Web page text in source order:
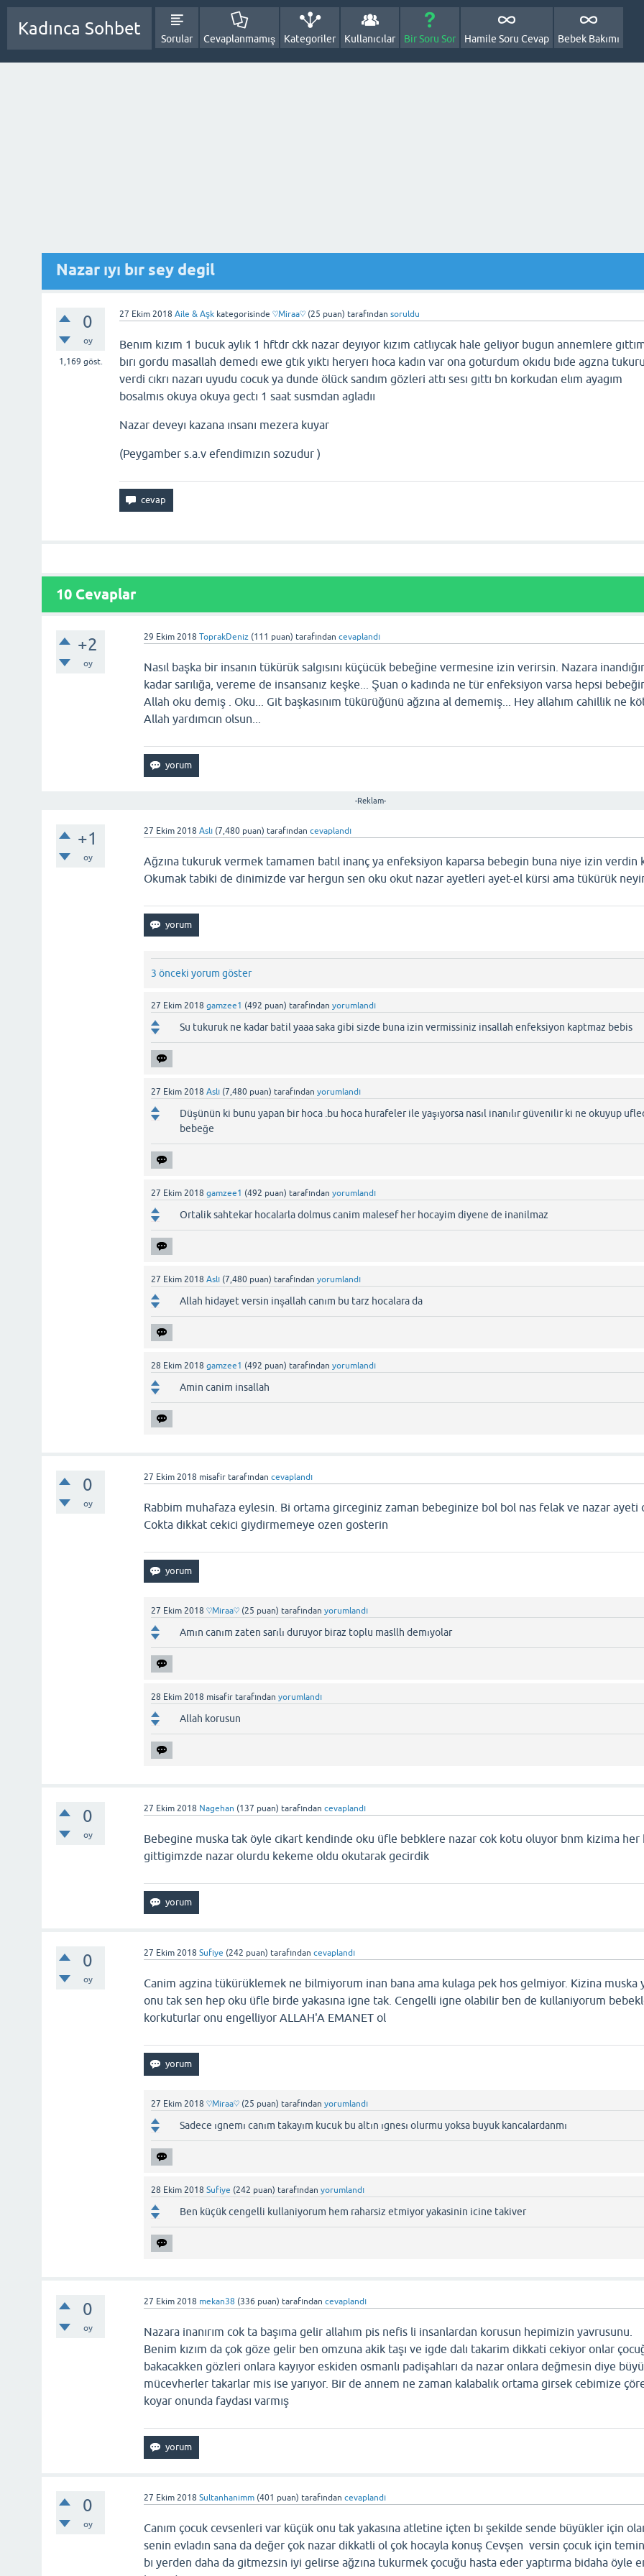
Kadınca Sohbet
Sorular Cevaplanmamış Kategoriler Kullanıcılar Bir Soru Sor Hamile Soru Cevap Bebek Bakımı
Nazar ıyı bır sey degil
0
oy
1,169 göst.
27 Ekim 2018 Aile & Aşk kategorisinde ♡Miraa♡ (25 puan) tarafından soruldu
Benım kızım 1 bucuk aylık 1 hftdr ckk nazar deyıyor kızım catlıycak hale geliyor bugun annemlere
bırı gordu masallah demedı ewe gtık yıktı heryerı hoca kadın var ona goturdum okıdu bıde agzna
verdi cıkrı nazarı uyudu cocuk ya dunde ölück sandım gözleri attı sesı gıttı bn korkudan elım ayagım
bosalmıs okuya okuya gectı 1 saat susmdan agladıı
Nazar deveyı kazana ınsanı mezera kuyar
(Peygamber s.a.v efendimızın sozudur )
10 Cevaplar
+2
oy
29 Ekim 2018 ToprakDeniz (111 puan) tarafından cevaplandı
Nasıl başka bir insanın tükürük salgısını küçücük bebeğine vermesine izin verirsin. Nazara
kadar sarılığa, vereme de insansanız keşke... Şuan o kadında ne tür enfeksiyon varsa hepsi
Allah oku demiş . Oku... Git başkasınım tükürüğünü ağzına al dememiş... Hey allahım cahillik ne
Allah yardımcın olsun...
-Reklam-
+1
oy
27 Ekim 2018 Aslı (7,480 puan) tarafından cevaplandı
Ağzına tukuruk vermek tamamen batıl inanç ya enfeksiyon kaparsa bebegin buna niye izin verdin
Okumak tabiki de dinimizde var hergun sen oku okut nazar ayetleri ayet-el kürsi ama tükürük
3 önceki yorum göster
27 Ekim 2018 gamzee1 (492 puan) tarafından yorumlandı
Su tukuruk ne kadar batil yaaa saka gibi sizde buna izin vermissiniz insallah enfeksiyon kaptmaz bebis
27 Ekim 2018 Aslı (7,480 puan) tarafından yorumlandı
Düşünün ki bunu yapan bir hoca .bu hoca hurafeler ile yaşıyorsa nasıl inanılır güvenilir ki ne okuyup
bebeğe
27 Ekim 2018 gamzee1 (492 puan) tarafından yorumlandı
Ortalik sahtekar hocalarla dolmus canim malesef her hocayim diyene de inanilmaz
27 Ekim 2018 Aslı (7,480 puan) tarafından yorumlandı
Allah hidayet versin inşallah canım bu tarz hocalara da
28 Ekim 2018 gamzee1 (492 puan) tarafından yorumlandı
Amin canim insallah
0
oy
27 Ekim 2018 misafir tarafından cevaplandı
Rabbim muhafaza eylesin. Bi ortama girceginiz zaman bebeginize bol bol nas felak ve nazar ayeti
Cokta dikkat cekici giydirmemeye ozen gosterin
27 Ekim 2018 ♡Miraa♡ (25 puan) tarafından yorumlandı
Amın canım zaten sarılı duruyor biraz toplu masllh demıyolar
28 Ekim 2018 misafir tarafından yorumlandı
Allah korusun
0
oy
27 Ekim 2018 Nagehan (137 puan) tarafından cevaplandı
Bebegine muska tak öyle cikart kendinde oku üfle bebklere nazar cok kotu oluyor bnm kizima her
gittigimzde nazar olurdu kekeme oldu okutarak gecirdik
0
oy
27 Ekim 2018 Sufiye (242 puan) tarafından cevaplandı
Canim agzina tükürüklemek ne bilmiyorum inan bana ama kulaga pek hos gelmiyor. Kizina muska
onu tak sen hep oku üfle birde yakasına igne tak. Cengelli igne olabilir ben de kullaniyorum
korkuturlar onu engelliyor ALLAH'A EMANET ol
27 Ekim 2018 ♡Miraa♡ (25 puan) tarafından yorumlandı
Sadece ıgnemı canım takayım kucuk bu altın ıgnesı olurmu yoksa buyuk kancalardanmı
28 Ekim 2018 Sufiye (242 puan) tarafından yorumlandı
Ben küçük cengelli kullaniyorum hem raharsiz etmiyor yakasinin icine takiver
0
oy
27 Ekim 2018 mekan38 (336 puan) tarafından cevaplandı
Nazara inanırım cok ta başıma gelir allahım pis nefis li insanlardan korusun hepimizin yavrusunu.
Benim kızım da çok göze gelir ben omzuna akik taşı ve igde dalı takarim dikkati cekiyor onlar
bakacakken gözleri onlara kayıyor eskiden osmanlı padişahları da nazar onlara değmesin diye
mücevherler takarlar mis ise yarıyor. Bir de annem ne zaman kalabalık ortama girsek cebimize
koyar onunda faydası varmış
0
oy
27 Ekim 2018 Sultanhanimm (401 puan) tarafından cevaplandı
Canım çocuk cevsenleri var küçük onu tak yakasına atletine içten bı şekilde sende büyükler için
senin evladın sana da değer çok nazar dikkatli ol çok hocayla konuş Cevşen versin çocuk için
bı yerden daha da gitmezsin iyi gelirse ağzına tukurmek çocuğu hasta eder yaptırma bidaha öyle